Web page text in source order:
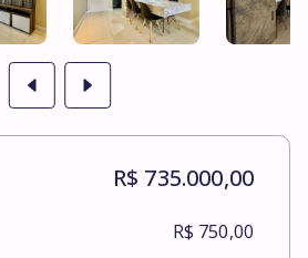
R$ 735.000,00
R$ 750,00